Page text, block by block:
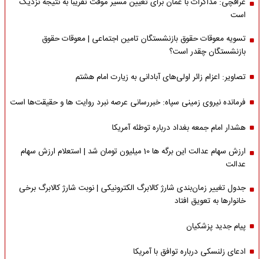
است
تسویه معوقات حقوق بازنشستگان تامین اجتماعی | معوقات حقوق
بازنشستگان چقدر است؟
تصاویر: اعزام زائر اولی‌های آبادانی به زیارت امام هشتم
فرمانده نیروی زمینی سپاه: خبررسانی عرصه نبرد روایت ها و حقیقت‌ها است
هشدار امام جمعه بغداد درباره توطئه آمریکا
ارزش سهام عدالت این برگه ها 10 میلیون تومان شد | استعلام ارزش سهام
عدالت
جدول تغییر زمان‌بندی شارژ کالابرگ الکترونیکی | نوبت شارژ کالابرگ برخی
خانوارها به تعویق افتاد
پیام جدید پزشکیان
ادعای زلنسکی درباره توافق با آمریکا